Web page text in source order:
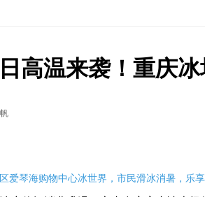
高温来袭！重庆
爱琴海购物中心冰世界，市民滑冰消暑，乐